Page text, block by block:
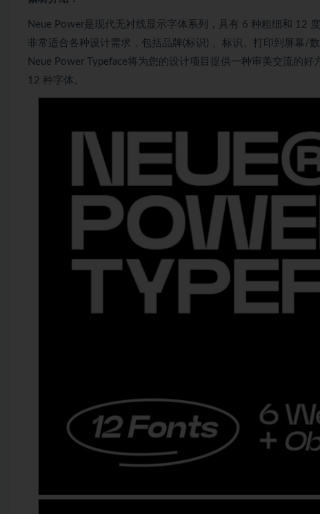
Neue Power是现代无衬线显示字体系列，具有 6 种粗细和 12
非常适合各种设计需求，包括品牌(标识) 、标识、打印到屏幕/
Neue Power Typeface将为您的设计项目提供一种审美交流的
12 种字体。